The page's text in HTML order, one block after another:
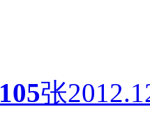
105张